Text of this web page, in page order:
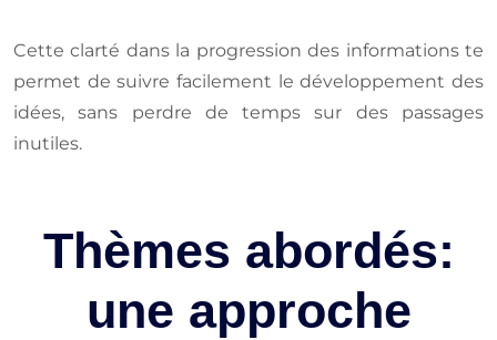
Cette clarté dans la progression des informations te
permet de suivre facilement le développement des
idées, sans perdre de temps sur des passages
inutiles.
Thèmes abordés:
une approche